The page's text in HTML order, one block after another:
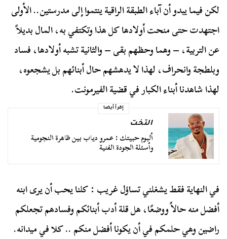
لكن فيما يبدو أن آباء الطبقة الراقية ينتموا إلى مدرستين.. الأولى
اجتهدت حتى منحت أولادها كل هذا وتكتفي به، المال بديلاً
عن التربية، – وهما وحظهم بقى – والثانية تشبه أولادها، فساد
وبلطجة وانحراف، لهذا لا يدهشهم حال أبنائهم بل يشجعوه،
لهذا شاهدنا أبناء الكبار في قضية الفيرمونت.
إقرأ أيضا
التخت
ألبوم حبيتك : عمرو دياب بين ظاهرة النجومية
وأسئلة الجودة الفنية
في النهاية فقط يشغلني تساؤل غريب : كلنا يحب أن يرى ابنه
أفضل منه حالاً ووضعًا، هل قلة أدب أبنائكم وفسادهم تجعلكم
راضين وهي حلمكم في أن يكونا أفضل منكم .. كلا في ميدانه.